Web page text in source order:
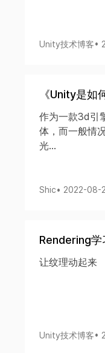
Unity技术博客•
《Unity是如
作为一款3d引
体，而一般情
光...
Shic• 2022-08-
Rendering
​让纹理动起来
Unity技术博客•